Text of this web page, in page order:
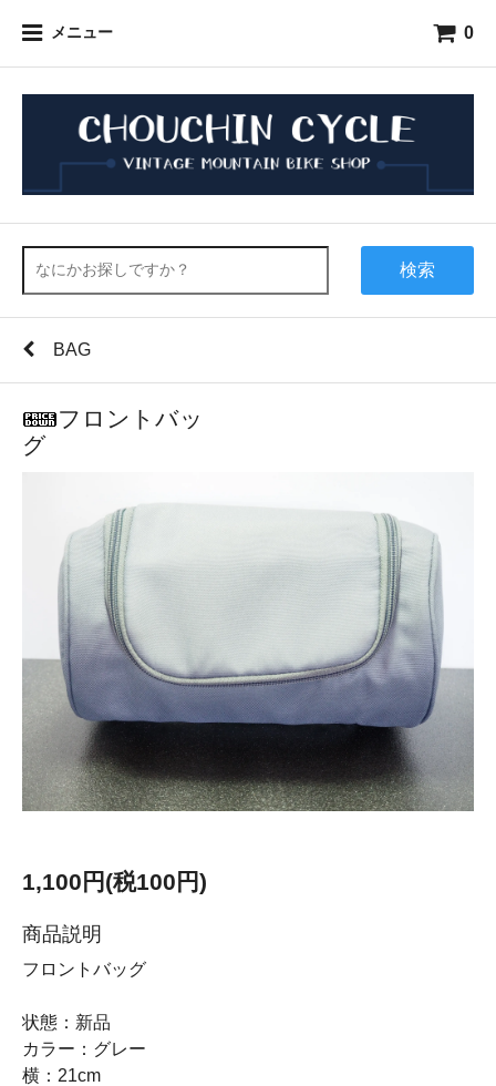
メニュー 0
検索
BAG
フロントバッ
1,100円(税100円)
商品説明
フロントバッグ
状態：新品
カラー：グレー
横：21cm